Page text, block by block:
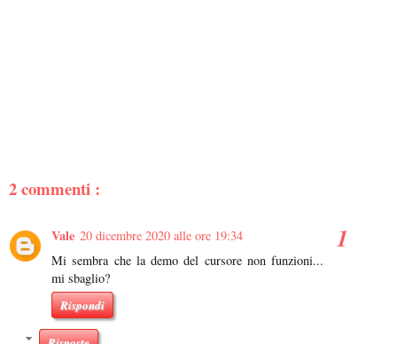
2 commenti :
Vale 20 dicembre 2020 alle ore 19:34
Mi sembra che la demo del cursore non funzioni...
mi sbaglio?
Rispondi